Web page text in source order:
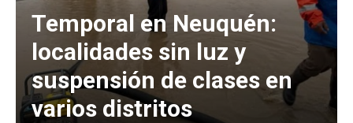
Temporal en Neuquén:
localidades sin luz y
suspensión de clases en
varios distritos